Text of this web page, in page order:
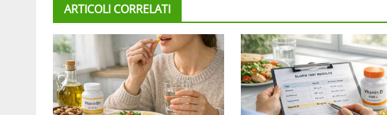
ARTICOLI CORRELATI